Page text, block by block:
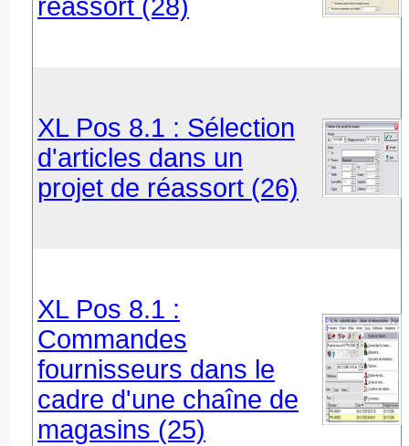
réassort (28)
XL Pos 8.1 : Sélection
d'articles dans un
projet de réassort (26)
XL Pos 8.1 :
Commandes
fournisseurs dans le
cadre d'une chaîne de
magasins (25)